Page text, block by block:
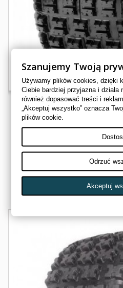
OPONA MAXXIS
MAXXIS 18X0-
Oczekiwanie
Szanujemy Twoją
Używamy plików cookies, dzięki
Ciebie bardziej przyjazna i działa
również dopasować treści i
„Akceptuj wszystko” oznacza
plików cookie.
Odrzuć
Akceptuj